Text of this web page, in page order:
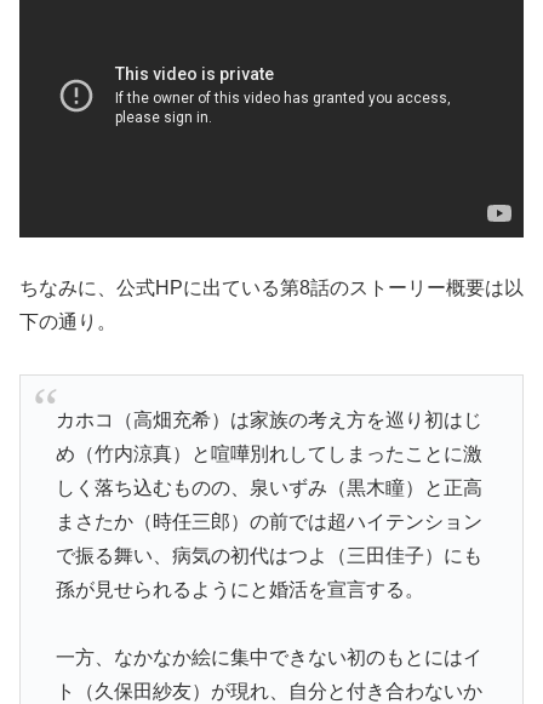
ちなみに、公式HPに出ている第8話のストーリー概要は以
下の通り。
カホコ（高畑充希）は家族の考え方を巡り初はじ
め（竹内涼真）と喧嘩別れしてしまったことに激
しく落ち込むものの、泉いずみ（黒木瞳）と正高
まさたか（時任三郎）の前では超ハイテンション
で振る舞い、病気の初代はつよ（三田佳子）にも
孫が見せられるようにと婚活を宣言する。
一方、なかなか絵に集中できない初のもとにはイ
ト（久保田紗友）が現れ、自分と付き合わないか